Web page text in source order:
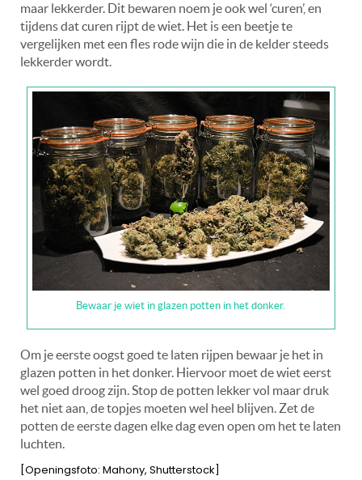
maar lekkerder. Dit bewaren noem je ook wel ‘curen’, en
tijdens dat curen rijpt de wiet. Het is een beetje te
vergelijken met een fles rode wijn die in de kelder steeds
lekkerder wordt.
Bewaar je wiet in glazen potten in het donker.
Om je eerste oogst goed te laten rijpen bewaar je het in
glazen potten in het donker. Hiervoor moet de wiet eerst
wel goed droog zijn. Stop de potten lekker vol maar druk
het niet aan, de topjes moeten wel heel blijven. Zet de
potten de eerste dagen elke dag even open om het te laten
luchten.
[Openingsfoto: Mahony, Shutterstock]